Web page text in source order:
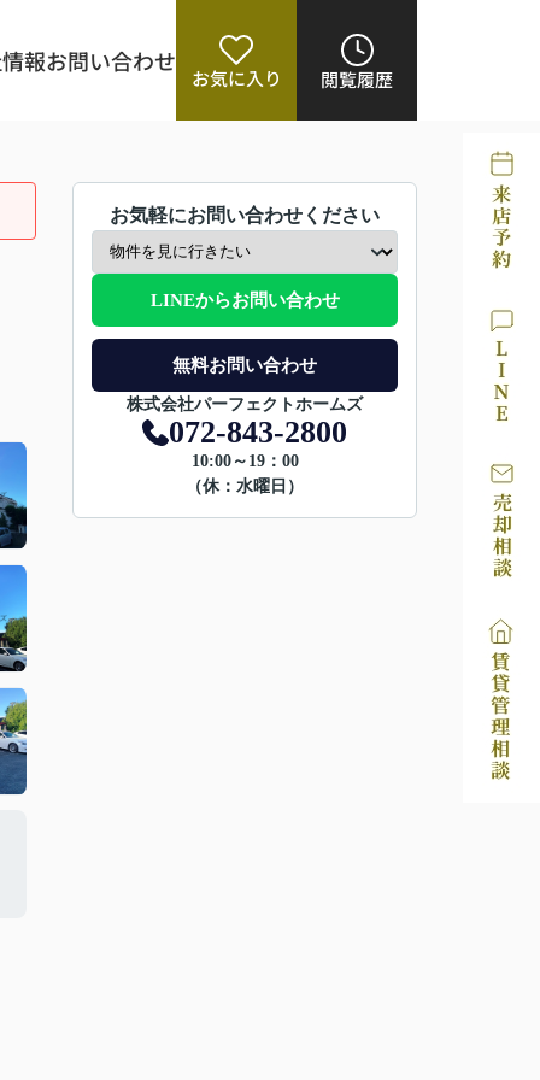
報お問い合わせ
お気に入り 閲覧履歴
お気軽にお問い合わせください
LINEからお問い合わせ
無料お問い合わせ
株式会社パーフェクトホームズ
072-843-2800
10:00～19：00
（休：水曜日）